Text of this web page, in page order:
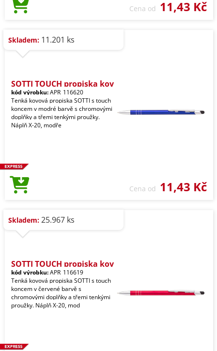
Cena od 11,43 Kč
Skladem: 11.201 ks
SOTTI TOUCH propiska kov
kód výrobku:APR_116620
Tenká kovová propiska SOTTI s touch
koncem v modré barvě s chromovými
doplňky a třemi tenkými proužky.
Náplň X-20, modře
Cena od 11,43 Kč
Skladem: 25.967 ks
SOTTI TOUCH propiska kov
kód výrobku:APR_116619
Tenká kovová propiska SOTTI s touch
koncem v červené barvě s
chromovými doplňky a třemi tenkými
proužky. Náplň X-20, mod